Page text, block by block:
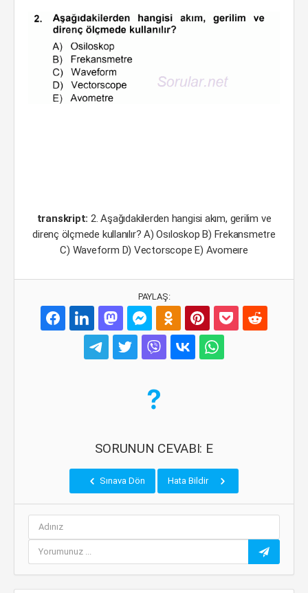
transkript: 2. Aşağıdakilerden hangisi akım, gerilim ve
direnç ölçmede kullanılır? A) Osıloskop B) Frekansmetre
C) Waveform D) Vectorscope E) Avomeıre
PAYLAŞ:
SORUNUN CEVABI: E
Sınava Dön Hata Bildir